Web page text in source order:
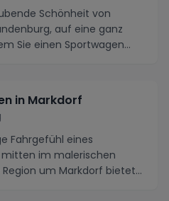
Schönheit von
auf eine ganz
Sie einen Sportwagen
in Markdorf
Fahrgefühl eines
mitten im malerischen
um Markdorf bietet